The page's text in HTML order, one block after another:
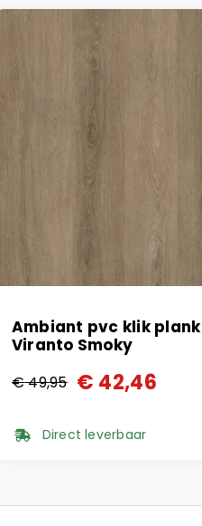
Ambiant pvc klik plank
Viranto Smoky
€49,95
Oorspronkelijke
prijs
€ 42,46
Huidige
prijsDirect leverbaar